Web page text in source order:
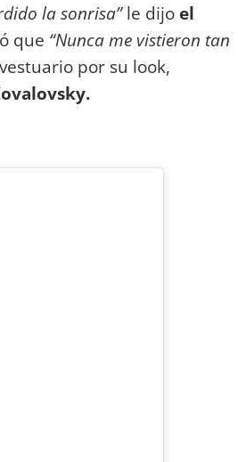
la sonrisa”le dijo el
que “Nunca me vistieron tan
por su look,